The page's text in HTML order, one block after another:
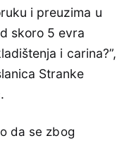
i preuzima u
skoro 5 evra
i carina?”,
Stranke
da se zbog